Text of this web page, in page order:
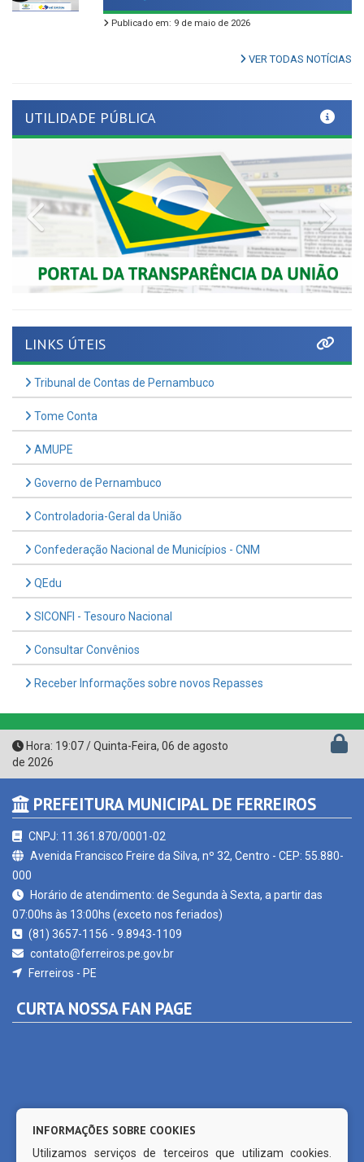
VER TODAS NOTÍCIAS
Previous
Tribunal de Contas de Pernambuco
Tome Conta
AMUPE
Governo de Pernambuco
Controladoria-Geral da União
Confederação Nacional de Municípios - CNM
QEdu
SICONFI - Tesouro Nacional
Consultar Convênios
Receber Informações sobre novos Repasses
Hora:19:07/Quinta-Feira,06 de agosto
de 2026
PREFEITURA MUNICIPAL DE FERREIROS
CNPJ: 11.361.870/0001-02
000
Horário de atendimento: de Segunda à Sexta, a partir das
contato@ferreiros.pe.gov.br
Ferreiros - PE
CURTA NOSSA FAN PAGE
INFORMAÇÕES SOBRE COOKIES
Utilizamos serviços de terceiros que utilizam cookies.